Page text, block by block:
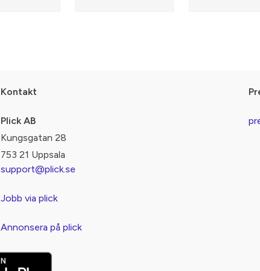
Kontakt
Plick AB
Kungsgatan 28
753 21 Uppsala
support@plick.se
Jobb via plick
Annonsera på plick